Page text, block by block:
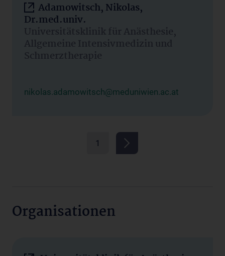
Adamowitsch, Nikolas,
Dr.med.univ.
Universitätsklinik für Anästhesie,
Allgemeine Intensivmedizin und
Schmerztherapie
nikolas.adamowitsch@meduniwien.ac.at
1
Organisationen